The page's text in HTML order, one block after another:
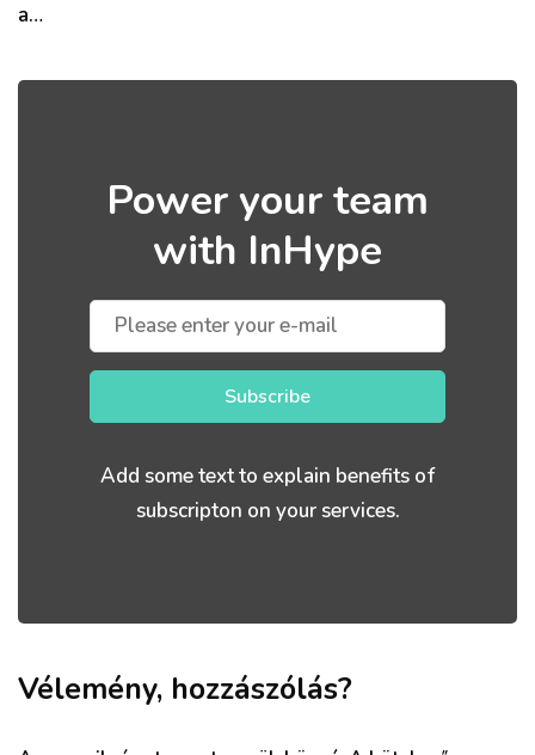
a…
Power your team
with InHype
Subscribe
Add some text to explain benefits of
subscripton on your services.
Vélemény, hozzászólás?